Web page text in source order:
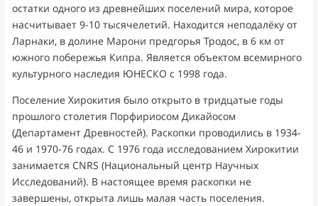
остатки одного из древнейших поселений мира, которое
насчитывает 9-10 тысячелетий. Находится неподалёку от
Ларнаки, в долине Марони предгорья Тродос, в 6 км от
южного побережья Кипра. Является объектом всемирного
культурного наследия ЮНЕСКО с 1998 года.
Поселение Хирокития было открыто в тридцатые годы
прошлого столетия Порфириосом Дикайосом
(Департамент Древностей). Раскопки проводились в 1934-
46 и 1970-76 годах. С 1976 года исследованием Хирокитии
занимается CNRS (Национальный центр Научных
Исследований). В настоящее время раскопки не
завершены, открыта лишь малая часть поселения.